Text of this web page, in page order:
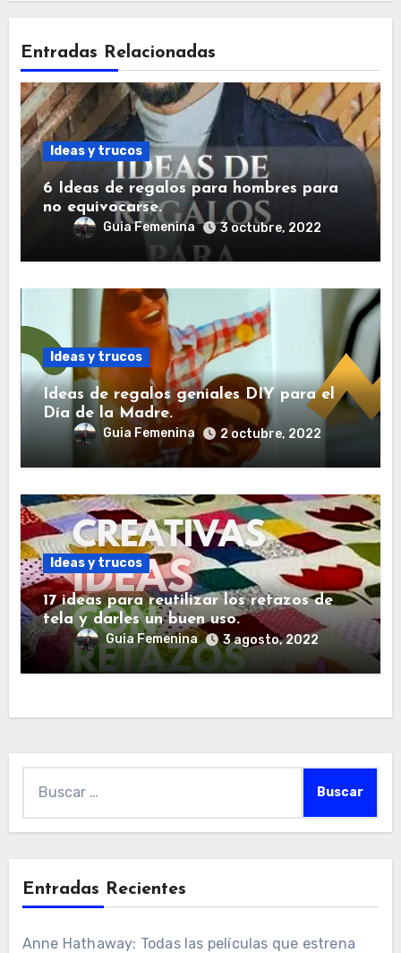
Entradas Relacionadas
Ideas y trucos
6 Ideas de regalos para hombres para
no equivocarse.
Guia Femenina 3 octubre, 2022
Ideas y trucos
Ideas de regalos geniales DIY para el
Día de la Madre.
Guia Femenina 2 octubre, 2022
Ideas y trucos
17 ideas para reutilizar los retazos de
tela y darles un buen uso.
Guia Femenina 3 agosto, 2022
Entradas Recientes
Anne Hathaway: Todas las películas que estrena